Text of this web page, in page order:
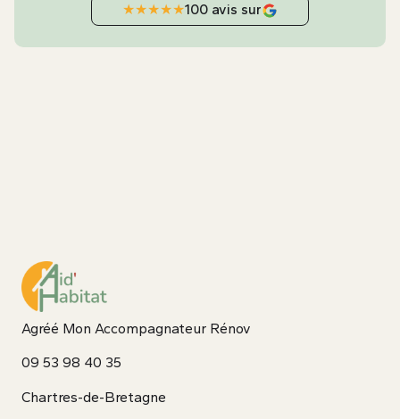
★★★★★100 avis sur
Agréé Mon Accompagnateur Rénov
09 53 98 40 35
Chartres-de-Bretagne